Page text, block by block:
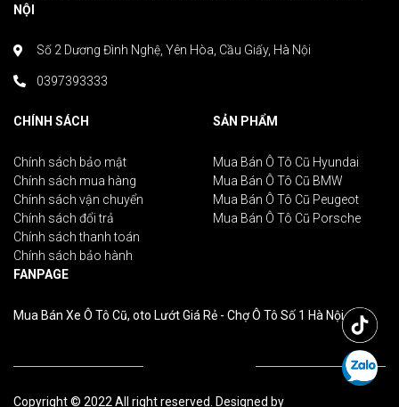
NỘI
Số 2 Dương Đình Nghệ, Yên Hòa, Cầu Giấy, Hà Nội
0397393333
CHÍNH SÁCH
Chính sách bảo mật
Chính sách mua hàng
Chính sách vận chuyển
Chính sách đổi trả
Chính sách thanh toán
Chính sách bảo hành
SẢN PHẨM
Mua Bán Ô Tô Cũ Hyundai
Mua Bán Ô Tô Cũ BMW
Mua Bán Ô Tô Cũ Peugeot
Mua Bán Ô Tô Cũ Porsche
FANPAGE
Mua Bán Xe Ô Tô Cũ, oto Lướt Giá Rẻ - Chợ Ô Tô Số 1 Hà Nội
Copyright © 2022 All right reserved. Designed by